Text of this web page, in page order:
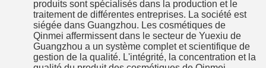
produits sont spécialisés dans la production et le
traitement de différentes entreprises. La société est
siégée dans Guangzhou. Les cosmétiques de
Qinmei affermissent dans le secteur de Yuexiu de
Guangzhou a un système complet et scientifique de
gestion de la qualité. L'intégrité, la concentration et la